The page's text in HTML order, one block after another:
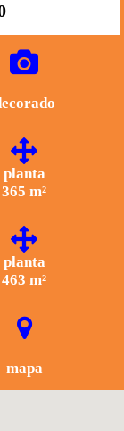
planta
365 m²
planta
463 m²
mapa